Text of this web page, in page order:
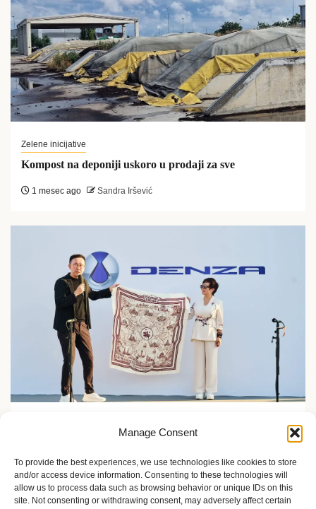
Manage Consent
To provide the best experiences, we use technologies like cookies to store
and/or access device information. Consenting to these technologies will
allow us to process data such as browsing behavior or unique IDs on this
site. Not consenting or withdrawing consent, may adversely affect certain
Zelene inicijative
Kompost na deponiji uskoro u prodaji za sve
1 mesec ago Sandra Iršević
minuta?
2 meseca ago Sandra Iršević